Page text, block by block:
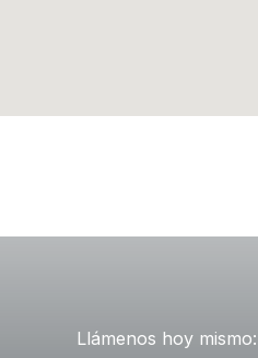
Llámenos hoy